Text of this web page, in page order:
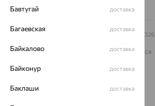
© ООО «Ювелирный дом «Кристалл»,
– 2026
На информационном ресурсе применяются
ОГРН 1044800168379
Бавтугай доставка
Багаевская доставка
Байкалово доставка
Байконур доставка
Баклаши доставка